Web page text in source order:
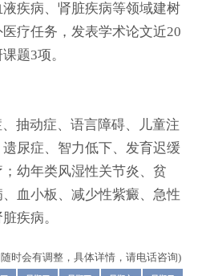
疾病、肾脏疾病等领域建树
疗任务，发表学术论文近20
题3项。
抽动症、语言障碍、儿童注
尿症、智力低下、发育迟缓
幼年类风湿性关节炎、贫
血小板、减少性紫癜、急性
疾病。
时会有调整，具体详情，请电话咨询)